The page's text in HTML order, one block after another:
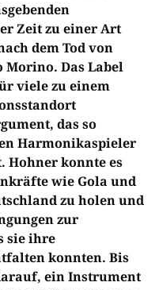
Zeit zu einer Art
dem Tod von
Morino. Das Label
viele zu einem
das so
Harmonikaspieler
Hohner konnte es
wie Gola und
zu holen und
zur
sie ihre
konnten. Bis
ein Instrument